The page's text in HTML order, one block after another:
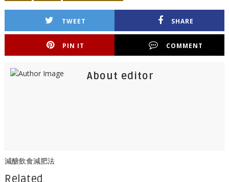
TWEET SHARE
PIN IT COMMENT
About editor
減醣飲食減肥法
Related